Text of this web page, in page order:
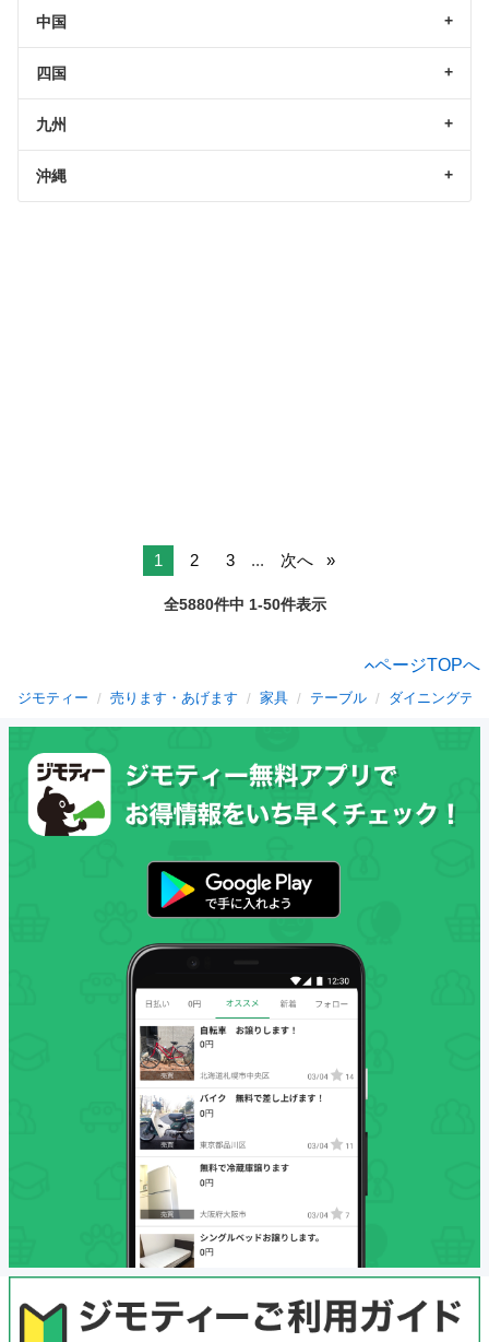
中国
四国
九州
沖縄
1 2 3 ... 次へ
全5880件中 1-50件表示
ページTOPへ
ジモティー 売ります・あげます 家具 テーブル ダイニングテ